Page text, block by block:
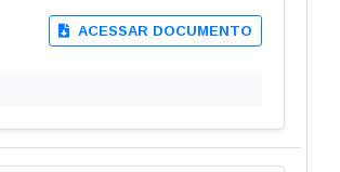
ACESSAR DOCUMENTO